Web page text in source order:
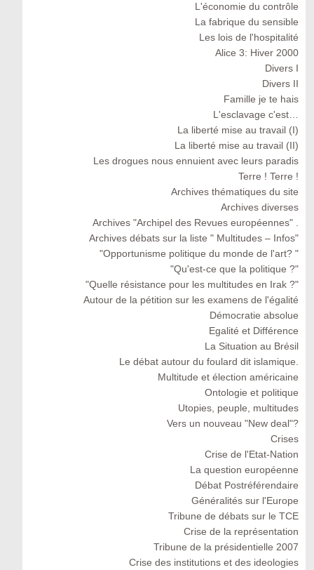
L'économie du contrôle
La fabrique du sensible
Les lois de l'hospitalité
Alice 3: Hiver 2000
Divers I
Divers II
Famille je te hais
L'esclavage c'est…
La liberté mise au travail (I)
La liberté mise au travail (II)
Les drogues nous ennuient avec leurs paradis
Terre ! Terre !
Archives thématiques du site
Archives diverses
Archives "Archipel des Revues européennes" .
Archives débats sur la liste " Multitudes – Infos"
"Opportunisme politique du monde de l'art? "
"Qu'est-ce que la politique ?"
"Quelle résistance pour les multitudes en Irak ?"
Autour de la pétition sur les examens de l'égalité
Démocratie absolue
Egalité et Différence
La Situation au Brésil
Le débat autour du foulard dit islamique.
Multitude et élection américaine
Ontologie et politique
Utopies, peuple, multitudes
Vers un nouveau "New deal"?
Crises
Crise de l'Etat-Nation
La question européenne
Débat Postréférendaire
Généralités sur l'Europe
Tribune de débats sur le TCE
Crise de la représentation
Tribune de la présidentielle 2007
Crise des institutions et des ideologies